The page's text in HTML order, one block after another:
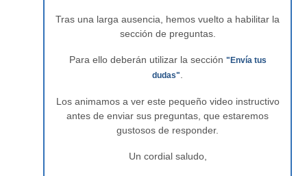
Tras una larga ausencia, hemos vuelto a habilitar la
sección de preguntas.
Para ello deberán utilizar la sección "Envía tus
dudas"
Los animamos a ver este pequeño video instructivo
antes de enviar sus preguntas, que estaremos
gustosos de responder.
Un cordial saludo,